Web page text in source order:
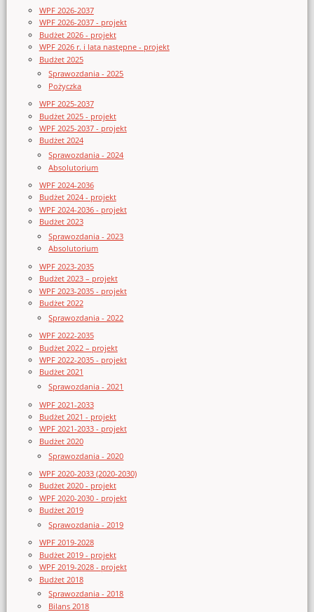
WPF 2026-2037
WPF 2026-2037 - projekt
Budżet 2026 - projekt
WPF 2026 r. i lata następne - projekt
Budżet 2025
Sprawozdania - 2025
Pożyczka
WPF 2025-2037
Budżet 2025 - projekt
WPF 2025-2037 - projekt
Budżet 2024
Sprawozdania - 2024
Absolutorium
WPF 2024-2036
Budżet 2024 - projekt
WPF 2024-2036 - projekt
Budżet 2023
Sprawozdania - 2023
Absolutorium
WPF 2023-2035
Budżet 2023 – projekt
WPF 2023-2035 - projekt
Budżet 2022
Sprawozdania - 2022
WPF 2022-2035
Budżet 2022 – projekt
WPF 2022-2035 - projekt
Budżet 2021
Sprawozdania - 2021
WPF 2021-2033
Budżet 2021 - projekt
WPF 2021-2033 - projekt
Budżet 2020
Sprawozdania - 2020
WPF 2020-2033 (2020-2030)
Budżet 2020 - projekt
WPF 2020-2030 - projekt
Budżet 2019
Sprawozdania - 2019
WPF 2019-2028
Budżet 2019 - projekt
WPF 2019-2028 - projekt
Budżet 2018
Sprawozdania - 2018
Bilans 2018